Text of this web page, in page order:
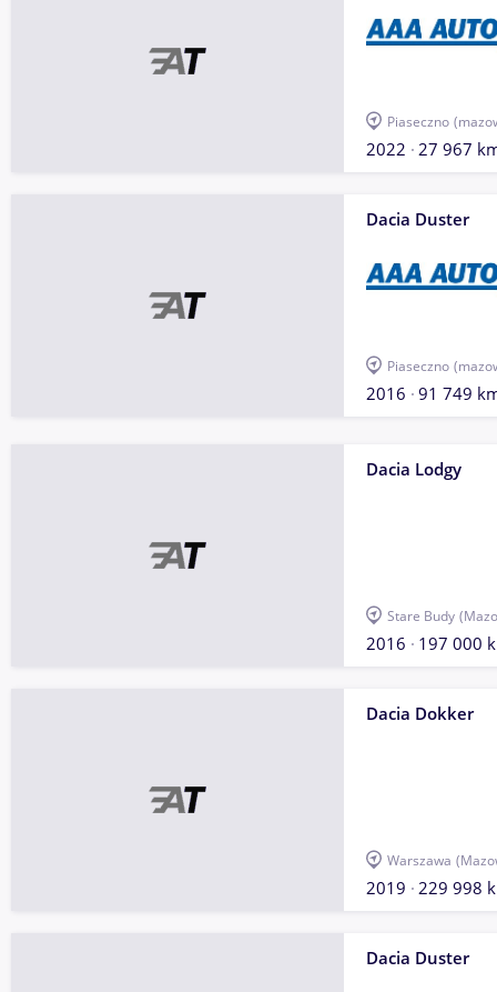
Piaseczno
2022 27 967
Dacia Duster
Piaseczno
2016 91 749
Dacia Lodgy
Stare Budy
2016 197 000
Dacia Dokker
Warszawa
2019 229 998
Dacia Duster